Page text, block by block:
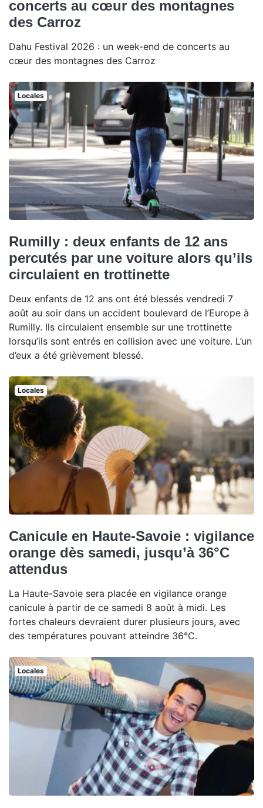
concerts au cœur des montagnes
des Carroz
Dahu Festival 2026 : un week-end de concerts au
cœur des montagnes des Carroz
Locales
Rumilly : deux enfants de 12 ans
percutés par une voiture alors qu’ils
circulaient en trottinette
Deux enfants de 12 ans ont été blessés vendredi 7
août au soir dans un accident boulevard de l’Europe à
Rumilly. Ils circulaient ensemble sur une trottinette
lorsqu’ils sont entrés en collision avec une voiture. L’un
d’eux a été grièvement blessé.
Locales
Canicule en Haute-Savoie : vigilance
orange dès samedi, jusqu’à 36°C
attendus
La Haute-Savoie sera placée en vigilance orange
canicule à partir de ce samedi 8 août à midi. Les
fortes chaleurs devraient durer plusieurs jours, avec
des températures pouvant atteindre 36°C.
Locales